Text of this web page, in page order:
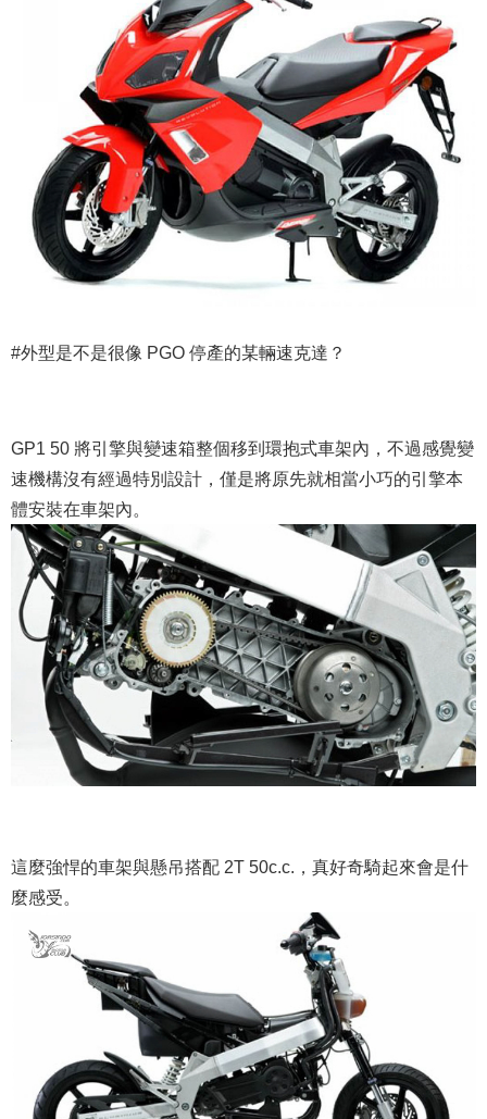
#外型是不是很像 PGO 停產的某輛速克達？
GP1 50 將引擎與變速箱整個移到環抱式車架內，不過感覺變
速機構沒有經過特別設計，僅是將原先就相當小巧的引擎本
體安裝在車架內。
這麼強悍的車架與懸吊搭配 2T 50c.c.，真好奇騎起來會是什
麼感受。